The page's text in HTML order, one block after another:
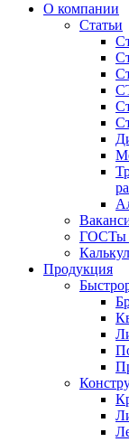
О компании
Статьи
ГОСТы
Продукция